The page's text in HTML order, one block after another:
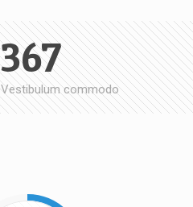
367
Vestibulum commodo